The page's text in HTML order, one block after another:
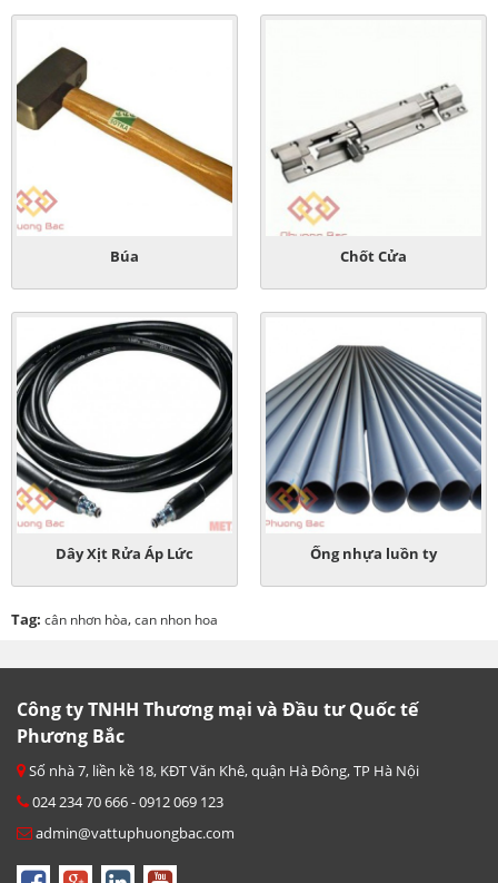
Búa Chốt Cửa
Dây Xịt Rửa Áp Lức Ống nhựa luồn ty
Tag: cân nhơn hòa,can nhon hoa
Công ty TNHH Thương mại và Đầu tư Quốc tế
Phương Bắc
Số nhà 7, liền kề 18, KĐT Văn Khê, quận Hà Đông, TP Hà Nội
024 234 70 666 - 0912 069 123
admin@vattuphuongbac.com